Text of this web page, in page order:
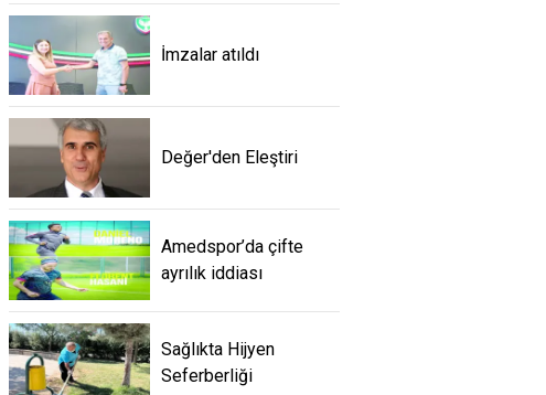
İmzalar atıldı
Değer'den Eleştiri
Amedspor’da çifte
ayrılık iddiası
Sağlıkta Hijyen
Seferberliği